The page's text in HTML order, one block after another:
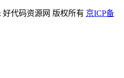
好代码资源网 版权所有 京ICP备